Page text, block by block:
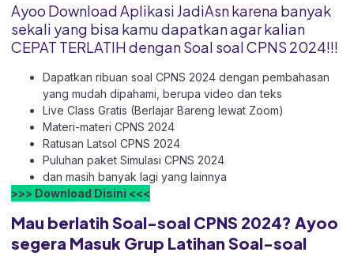
Ayoo Download Aplikasi JadiAsn karena banyak
sekali yang bisa kamu dapatkan agar kalian
CEPAT TERLATIH dengan Soal soal CPNS 2024!!!
Dapatkan ribuan soal CPNS 2024 dengan pembahasan
yang mudah dipahami, berupa video dan teks
Live Class Gratis (Berlajar Bareng lewat Zoom)
Materi-materi CPNS 2024
Ratusan Latsol CPNS 2024
Puluhan paket Simulasi CPNS 2024
dan masih banyak lagi yang lainnya
>>> Download Disini <<<
Mau berlatih Soal-soal CPNS 2024? Ayoo
segera Masuk Grup Latihan Soal-soal